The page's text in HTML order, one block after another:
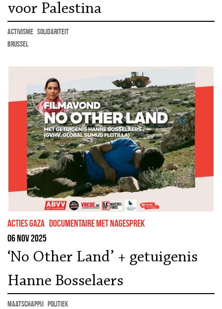
voor Palestina
activisme solidariteit
Brussel
Acties Gaza documentaire met nagesprek
06 nov 2025
‘No Other Land’ + getuigenis
Hanne Bosselaers
maatschappij politiek